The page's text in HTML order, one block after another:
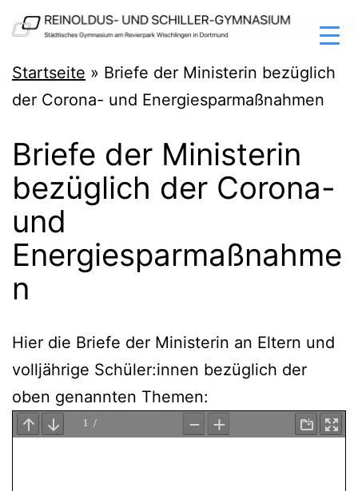
Zum
Inhalt
springen
Reinoldus-
und
Gymnasium
Dortmund
Startseite » Briefe der Ministerin bezüglich
der Corona- und Energiesparmaßnahmen
Briefe der Ministerin
bezüglich der Corona-
und
Energiesparmaßnahme
n
Hier die Brie­fe der Minis­te­rin an Eltern und
voll­jäh­ri­ge Schüler:innen bezüg­lich der
oben genann­ten Themen: